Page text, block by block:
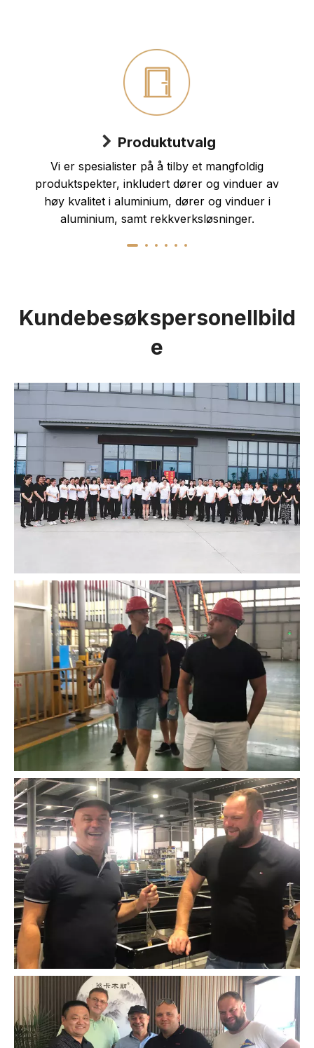
Produktutvalg
Vi er spesialister på å tilby et mangfoldig
produktspekter, inkludert dører og vinduer av
høy kvalitet i aluminium, dører og vinduer i
aluminium, samt rekkverksløsninger.
Kundebesøkspersonellbild
e